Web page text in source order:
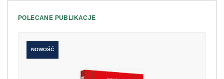
POLECANE PUBLIKACJE
NOWOŚĆ